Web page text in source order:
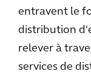
entravent le
distribution
relever à
services de